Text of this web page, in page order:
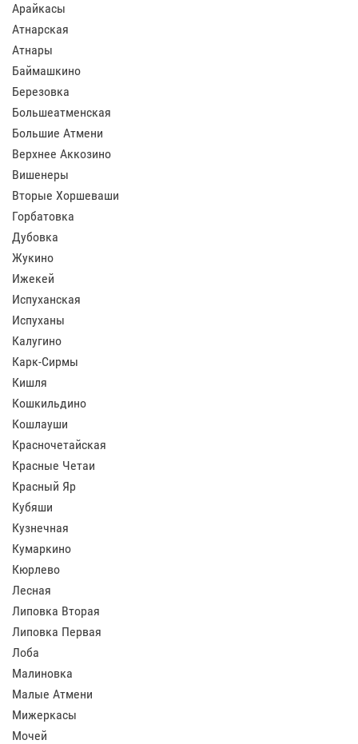
Арайкасы
Атнарская
Атнары
Баймашкино
Березовка
Большеатменская
Большие Атмени
Верхнее Аккозино
Вишенеры
Вторые Хоршеваши
Горбатовка
Дубовка
Жукино
Ижекей
Испуханская
Испуханы
Калугино
Карк-Сирмы
Кишля
Кошкильдино
Кошлауши
Красночетайская
Красные Четаи
Красный Яр
Кубяши
Кузнечная
Кумаркино
Кюрлево
Лесная
Липовка Вторая
Липовка Первая
Лоба
Малиновка
Малые Атмени
Мижеркасы
Мочей